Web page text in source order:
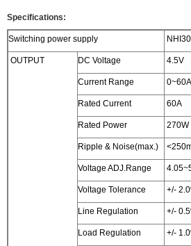
Specifications:
Switching power supply
OUTPUT DC Voltage 4.5V
Current Range 0~60A
Rated Current 60A
Rated Power 270W
Ripple & Noise(max.)
Voltage ADJ.Range
Voltage Tolerance +/-
Line Regulation +/-
Load Regulation +/-